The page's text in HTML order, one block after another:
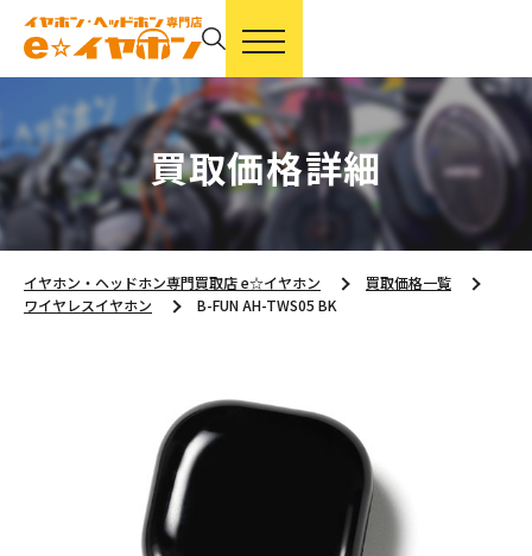
買取価格詳細
イヤホン・ヘッドホン専門買取店 e☆イヤホン
買取価格一覧
ワイヤレスイヤホン
B-FUN AH-TWS05 BK